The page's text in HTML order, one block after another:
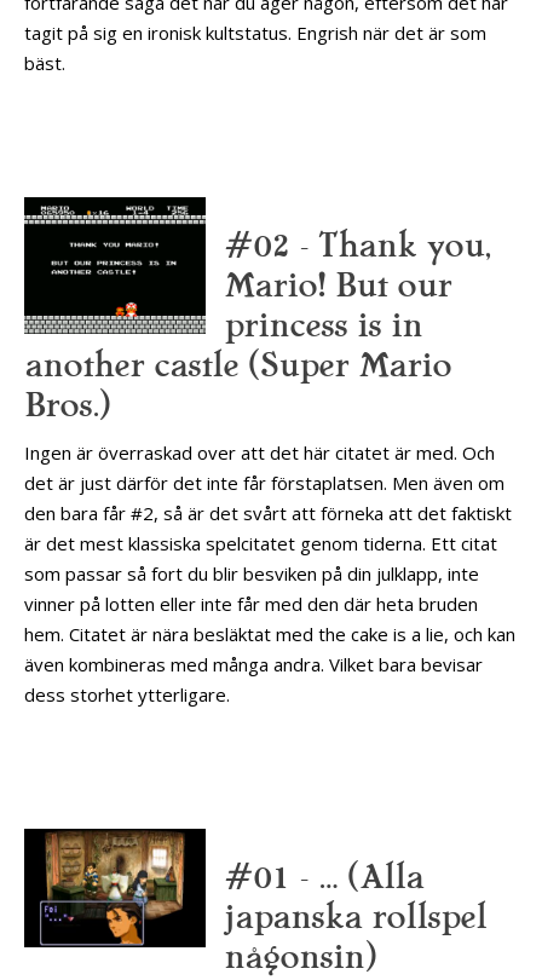
tagit på sig en ironisk kultstatus. Engrish när det är som
bäst.
#02 – Thank you,
Mario! But our
princess is in
another castle (Super Mario
Bros.)
Ingen är överraskad over att det här citatet är med. Och
det är just därför det inte får förstaplatsen. Men även om
den bara får #2, så är det svårt att förneka att det faktiskt
är det mest klassiska spelcitatet genom tiderna. Ett citat
som passar så fort du blir besviken på din julklapp, inte
vinner på lotten eller inte får med den där heta bruden
hem. Citatet är nära besläktat med the cake is a lie, och kan
även kombineras med många andra. Vilket bara bevisar
dess storhet ytterligare.
#01 – … (Alla
japanska rollspel
någonsin)